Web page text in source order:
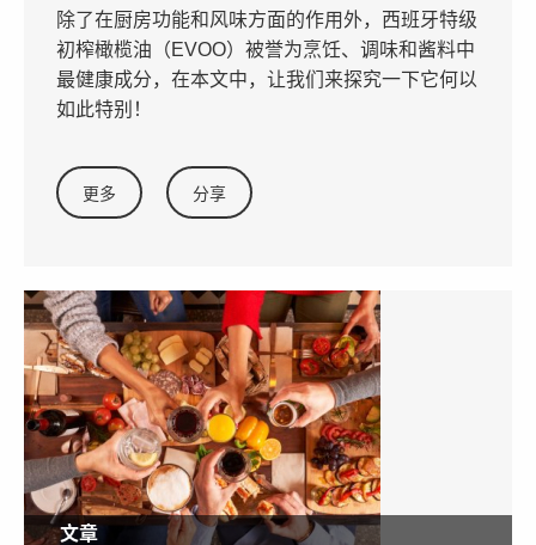
除了在厨房功能和风味方面的作用外，西班牙特级
初榨橄榄油（EVOO）被誉为烹饪、调味和酱料中
最健康成分，在本文中，让我们来探究一下它何以
如此特别！
更多 分享
文章